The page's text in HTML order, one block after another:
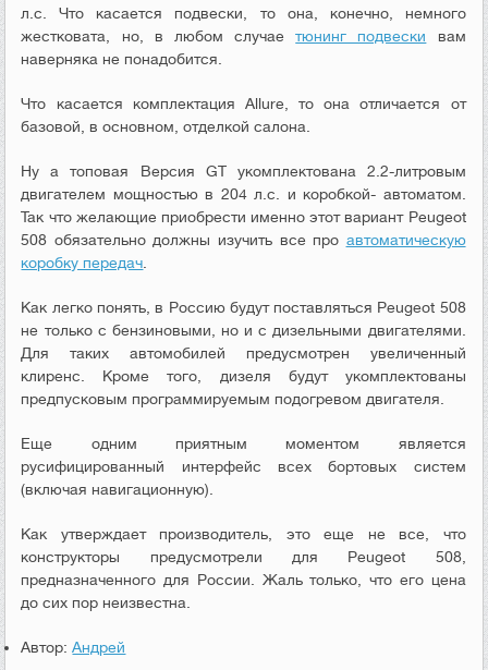
л.с. Что касается подвески, то она, конечно, немного
жестковата, но, в любом случаетюнинг подвески вам
наверняка не понадобится.
Что касается комплектация Allure, то она отличается от
базовой, в основном, отделкой салона.
Ну а топовая Версия GT укомплектована 2.2-литровым
двигателем мощностью в 204 л.с. и коробкой- автоматом.
Так что желающие приобрести именно этот вариант Peugeot
508 обязательно должны изучить все про автоматическую
коробку передач
Как легко понять, в Россию будут поставляться Peugeot 508
не только с бензиновыми, но и с дизельными двигателями.
Для таких автомобилей предусмотрен увеличенный
клиренс. Кроме того, дизеля будут укомплектованы
предпусковым программируемым подогревом двигателя.
Еще одним приятным моментом является
русифицированный интерфейс всех бортовых систем
(включая навигационную).
Как утверждает производитель, это еще не все, что
конструкторы предусмотрели для Peugeot 508,
предназначенного для России. Жаль только, что его цена
до сих пор неизвестна.
Автор:Андрей